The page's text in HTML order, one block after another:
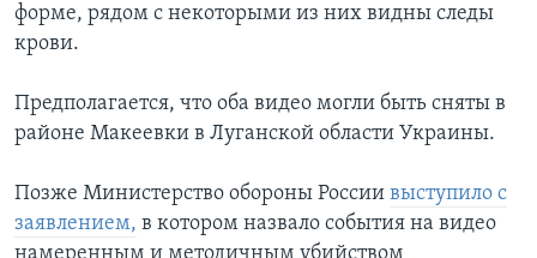
форме, рядом с некоторыми из них видны следы
крови.
Предполагается, что оба видео могли быть сняты в
районе Макеевки в Луганской области Украины.
Позже Министерство обороны России выступило с
заявлением, в котором назвало события на видео